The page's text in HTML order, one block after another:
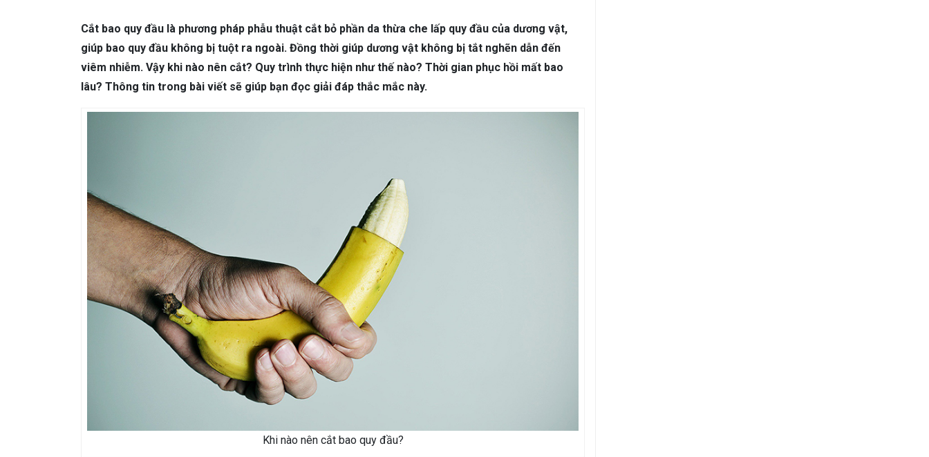
NHA KHOA Viêm Nướu Răng Sâu Răng Viêm Nha Chu Đau Răng Răng Ê Buốt
Cắt bao quy đầu là phương pháp phẫu thuật cắt bỏ phần da thừa che lấp quy đầu của dương vật,
giúp bao quy đầu không bị tuột ra ngoài. Đồng thời giúp dương vật không bị tắt nghẽn dẫn đến
viêm nhiễm. Vậy khi nào nên cắt? Quy trình thực hiện như thế nào? Thời gian phục hồi mất bao
lâu? Thông tin trong bài viết sẽ giúp bạn đọc giải đáp thắc mắc này.
Khi nào nên cắt bao quy đầu?